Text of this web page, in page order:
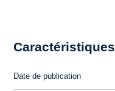
Caractéristiques
Date de publication